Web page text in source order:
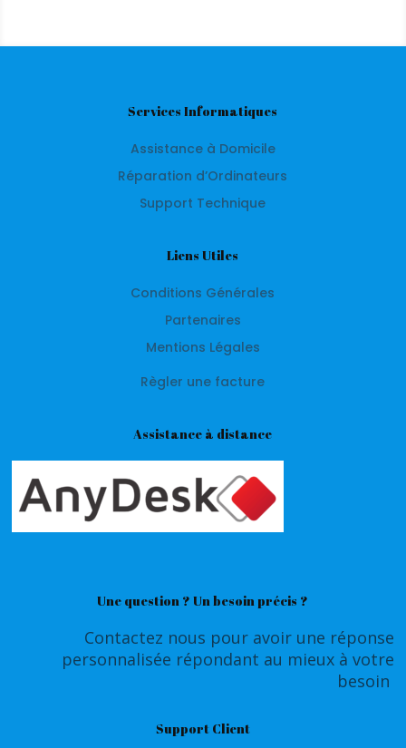
Services Informatiques
Assistance à Domicile
Réparation d’Ordinateurs
Support Technique
Liens Utiles
Conditions Générales
Partenaires
Mentions Légales
Règler une facture
Assistance à distance
Une question ? Un besoin précis ?
Contactez nous pour avoir une réponse
personnalisée répondant au mieux à votre
besoin
Support Client